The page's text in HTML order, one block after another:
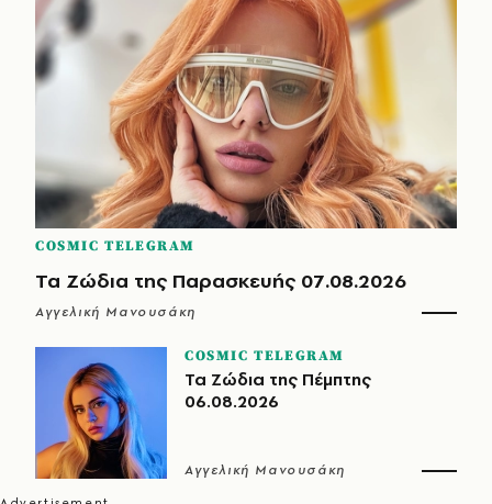
COSMIC TELEGRAM
Τα Ζώδια της Παρασκευής 07.08.2026
Αγγελική Μανουσάκη
COSMIC TELEGRAM
Τα Ζώδια της Πέμπτης
06.08.2026
Αγγελική Μανουσάκη